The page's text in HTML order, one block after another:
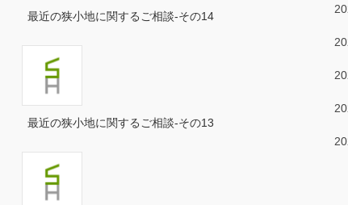
最近の狭小地に関するご相談-その14
最近の狭小地に関するご相談-その13